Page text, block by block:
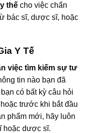
thế cho việc chẩn
bác sĩ, dược sĩ, hoặc
Y Tế
việc tìm kiếm sự tư
tin nào bạn đã
có bất kỳ câu hỏi
trước khi bắt đầu
phẩm mới, hãy luôn
hoặc dược sĩ.